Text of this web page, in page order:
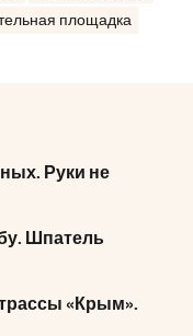
площадка
Руки не
Шпатель
«Крым».